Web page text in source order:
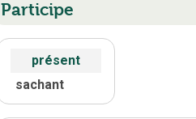
Participe
présent
sachant